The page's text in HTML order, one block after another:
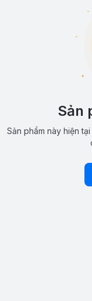
Sản
Sản phẩm này hiện